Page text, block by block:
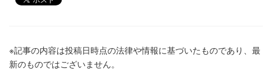
※記事の内容は投稿日時点の法律や情報に基づいたものであり、最
新のものではございません。